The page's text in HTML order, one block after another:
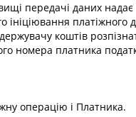
передачі даних
ініціювання
коштів
номера платника
операцію і Платника.